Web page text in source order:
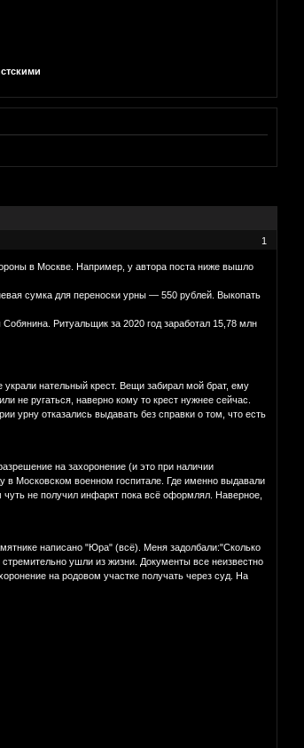
1
в Москве. Например, у автора поста ниже вышло
сумка для переноски урны — 550 рублей. Выкопать
Ритуальщик за 2020 год заработал 15,78 млн
нательный крест. Вещи забирал мой брат, ему
не ругаться, наверно кому то крест нужнее сейчас.
урну отказались выдавать без справки о том, что есть
на захоронение (и это при наличии
в Московском военном госпитале. Где именно выдавали
не получил инфаркт пока всё оформлял. Наверное,
написано "Юра" (всё). Меня задолбали:"Сколько
ушли из жизни. Документы все неизвестно
на родовом участке получать через суд. На